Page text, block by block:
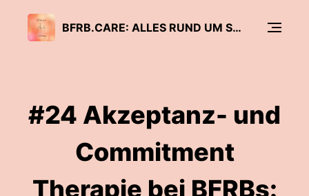
BFRB.CARE: ALLES RUND UM SKIN PICKING, TRICHOTILLOMANIE UND CO.
#24 Akzeptanz- und
Commitment
Therapie bei BFRBs: